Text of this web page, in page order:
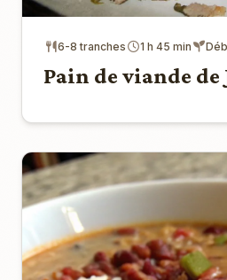
6-8 tranches 1 h 45 min
Pain de viande de